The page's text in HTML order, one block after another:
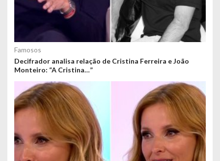
Famosos
Decifrador analisa relação de Cristina Ferreira e João
Monteiro: “A Cristina…”